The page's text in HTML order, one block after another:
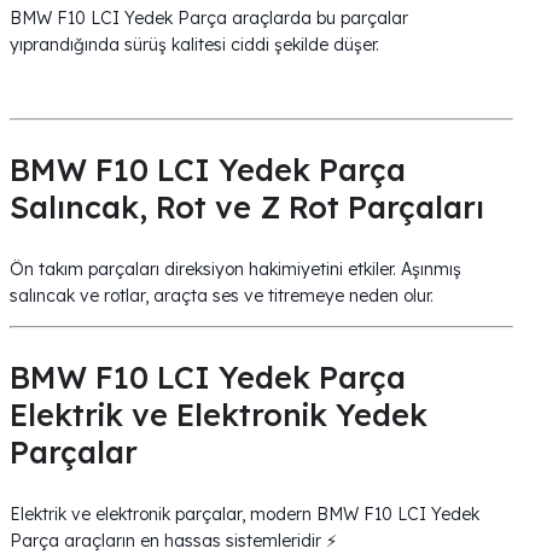
BMW F10 LCI Yedek Parça araçlarda bu parçalar
yıprandığında sürüş kalitesi ciddi şekilde düşer.
BMW F10 LCI Yedek Parça
Salıncak, Rot ve Z Rot Parçaları
Ön takım parçaları direksiyon hakimiyetini etkiler. Aşınmış
salıncak ve rotlar, araçta ses ve titremeye neden olur.
BMW F10 LCI Yedek Parça
Elektrik ve Elektronik Yedek
Parçalar
Elektrik ve elektronik parçalar, modern BMW F10 LCI Yedek
Parça araçların en hassas sistemleridir ⚡